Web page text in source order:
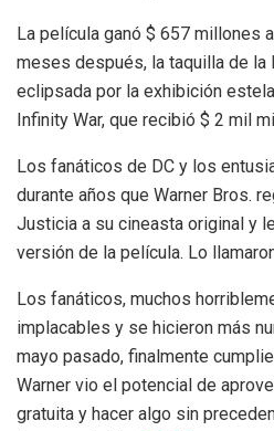
La película ganó $ 657 millones
meses después, la taquilla de la
eclipsada por la exhibición
Infinity War, que recibió $ 2 mil
Los fanáticos de DC y los
durante años que Warner Bros.
Justicia a su cineasta original y
versión de la película. Lo
Los fanáticos, muchos
implacables y se hicieron más
mayo pasado, finalmente
Warner vio el potencial de
gratuita y hacer algo sin